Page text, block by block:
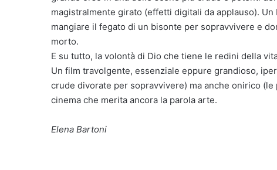
magistralmente girato (effetti digitali da applauso).
mangiare il fegato di un bisonte per sopravvivere e
morto.
E su tutto, la volontà di Dio che tiene le redini della
Un film travolgente, essenziale eppure grandioso,
crude divorate per sopravvivere) ma anche onirico
cinema che merita ancora la parola arte.
Elena Bartoni